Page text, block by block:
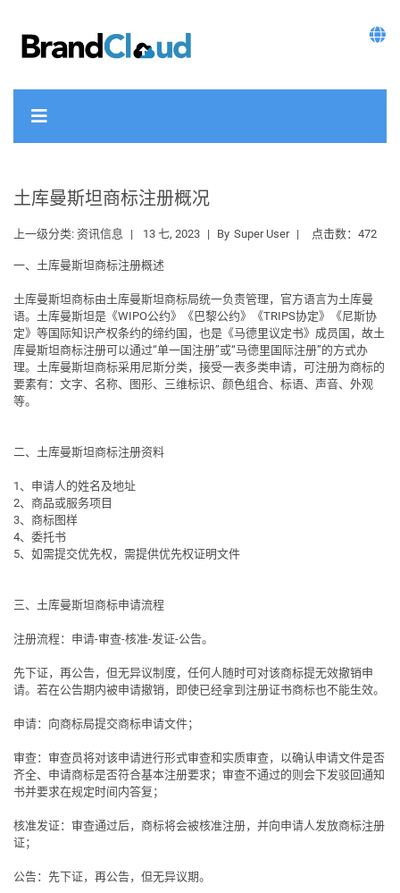
土库曼斯坦商标注册概况
上一级分类: 资讯信息 13 七, 2023 By Super User 点击数：472
一、土库曼斯坦商标注册概述
土库曼斯坦商标由土库曼斯坦商标局统一负责管理，官方语言为土库曼
语。土库曼斯坦是《WIPO公约》《巴黎公约》《TRIPS协定》《尼斯协
定》等国际知识产权条约的缔约国，也是《马德里议定书》成员国，故土
库曼斯坦商标注册可以通过“单一国注册”或“马德里国际注册”的方式办
理。土库曼斯坦商标采用尼斯分类，接受一表多类申请，可注册为商标的
要素有：文字、名称、图形、三维标识、颜色组合、标语、声音、外观
等。
二、土库曼斯坦商标注册资料
1、申请人的姓名及地址
2、商品或服务项目
3、商标图样
4、委托书
5、如需提交优先权，需提供优先权证明文件
三、土库曼斯坦商标申请流程
注册流程：申请-审查-核准-发证-公告。
先下证，再公告，但无异议制度，任何人随时可对该商标提无效撤销申
请。若在公告期内被申请撤销，即使已经拿到注册证书商标也不能生效。
申请：向商标局提交商标申请文件；
审查：审查员将对该申请进行形式审查和实质审查，以确认申请文件是否
齐全、申请商标是否符合基本注册要求；审查不通过的则会下发驳回通知
书并要求在规定时间内答复；
核准发证：审查通过后，商标将会被核准注册，并向申请人发放商标注册
证；
公告：先下证，再公告，但无异议期。